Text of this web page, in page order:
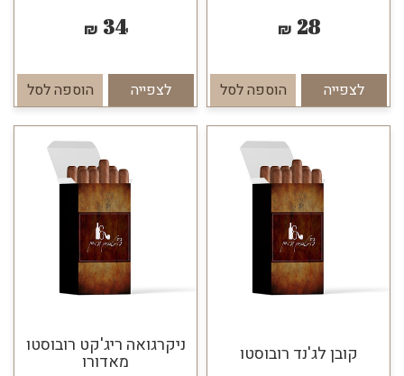
28
₪
לצפייה הוספה לסל
34
₪
לצפייה הוספה לסל
קובן לג'נד רובוסטו ניקרגואה ריג'קט רובוסטו
מאדורו